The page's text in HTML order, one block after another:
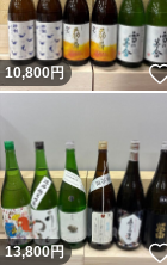
10,800円
13,800円